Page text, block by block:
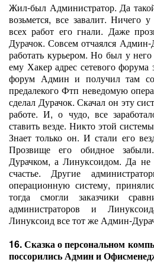
Жил-был Администратор. Да
возьмется, все завалит. Ничего
всех работ его гнали. Даже
Дурачок. Совсем отчаялся
работать курьером. Но был у
ему Хакер адрес сетевого форума
форум Админ и получил там
предалекого Фтп неведомую
сделал Дурачок. Скачал он эту
работе. И, о чудо, все
ставить везде. Никто этой
Знает только он. И стали его
Прозвище его обидное
Дурачком, а Линуксоидом. Да не
счастье. Другие
операционную систему,
тогда смогли заказчики
администраторов и
Линуксоид все тот же Админ-
16. Сказка о персональном
поссорились Админ и